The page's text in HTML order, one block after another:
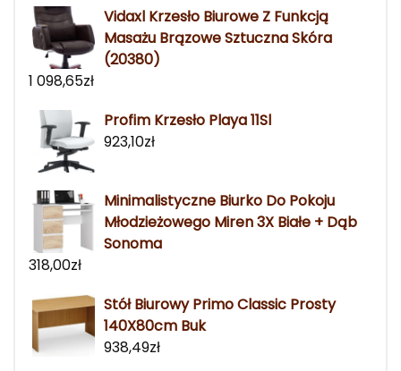
Vidaxl Krzesło Biurowe Z Funkcją
Masażu Brązowe Sztuczna Skóra
(20380)
1 098,65zł
Profim Krzesło Playa 11Sl
923,10zł
Minimalistyczne Biurko Do Pokoju
Młodzieżowego Miren 3X Białe + Dąb
Sonoma
318,00zł
Stół Biurowy Primo Classic Prosty
140X80cm Buk
938,49zł